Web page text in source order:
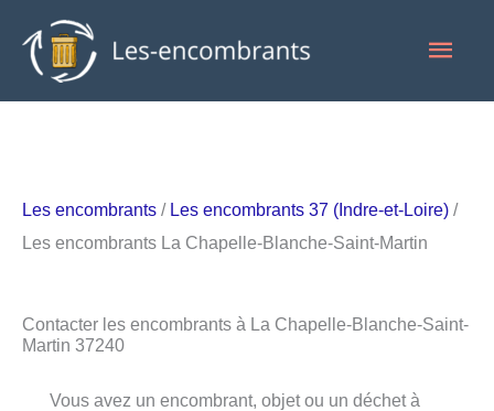
contenu
Les encombrants / Les encombrants 37 (Indre-et-Loire) /
Les encombrants La Chapelle-Blanche-Saint-Martin
Contacter les encombrants à La Chapelle-Blanche-Saint-
Martin 37240
Vous avez un encombrant, objet ou un déchet à